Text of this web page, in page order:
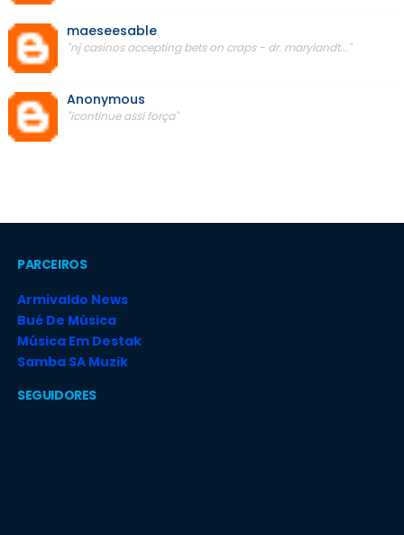
maeseesable
"nj casinos accepting bets on craps - dr. marylandt..."
Anonymous
"icontinue assi força"
PARCEIROS
Armivaldo News
Bué De Música
Música Em Destak
Samba SA Muzik
SEGUIDORES